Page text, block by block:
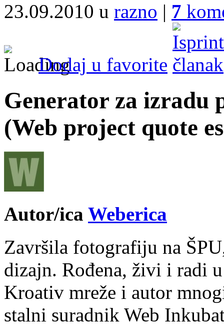
23.09.2010 u razno | 7
Dodaj u favorite
Generator za izradu
(Web project quote
Autor/ica Weberica
Završila fotografiju na
dizajn. Rođena, živi i radi
Kroativ mreže i autor
stalni suradnik Web